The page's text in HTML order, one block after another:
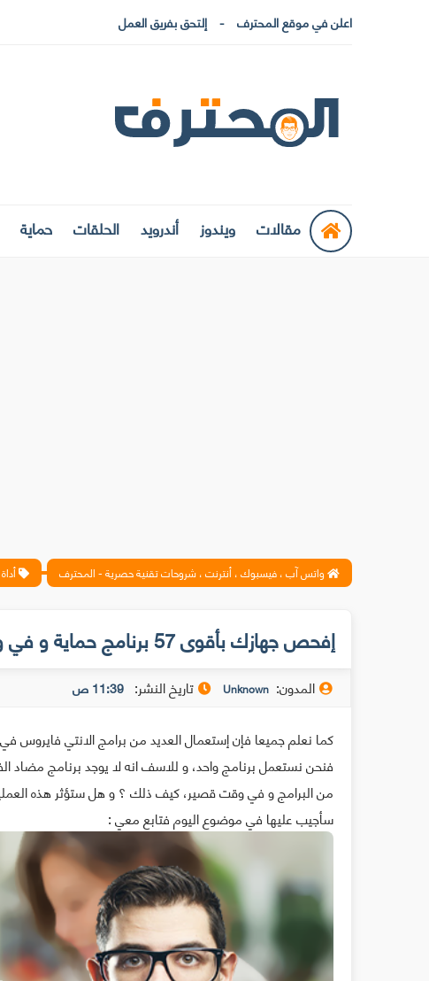
اعلن في موقع المحترف إلتحق بفريق العمل
مقالات ويندوز أندرويد الحلقات حماية
واتس آب ، فيسبوك ، أنترنت ، شروحات تقنية حصرية - المحترف أداة
إفحص جهازك بأقوى 57 برنامج حماية و في وقت قصير دون الحاجة لتحميلهم (أونلاين) !
المدون: Unknown تاريخ النشر: 11:39 ص
كما نعلم جميعا فإن إستعمال العديد من برامج الانتي
فنحن نستعمل برنامج واحد، و للاسف انه لا يوجد برنامج
من البرامج و في وقت قصير، كيف ذلك ؟ و هل ستؤثر هذه
سأجيب عليها في موضوع اليوم فتابع معي :